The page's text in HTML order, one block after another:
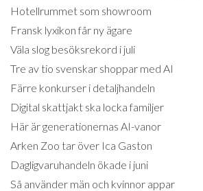
Hotellrummet som showroom
Fransk lyxikon får ny ägare
Väla slog besöksrekord i juli
Tre av tio svenskar shoppar med AI
Färre konkurser i detaljhandeln
Digital skattjakt ska locka familjer
Här är generationernas AI-vanor
Arken Zoo tar över Ica Gaston
Dagligvaruhandeln ökade i juni
Så använder män och kvinnor appar